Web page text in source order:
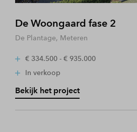
De Woongaard fase 2
De Plantage, Meteren
€ 334.500 - € 935.000
In verkoop
Bekijk het project